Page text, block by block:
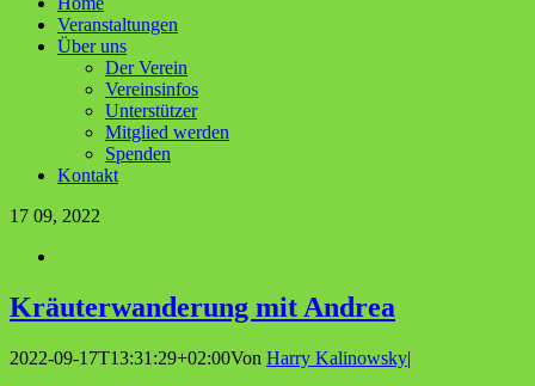
Ver­an­stal­tun­gen
Über uns
Der Ver­ein
Ver­ein­sin­fos
Unter­stüt­zer
Mit­glied werden
Spen­den
Kon­takt
17 09, 2022
Kräu­t­er­wan­de­rung mit Andrea
2022-09-17T13:31:29+02:00Von Harry Kalinowsky|